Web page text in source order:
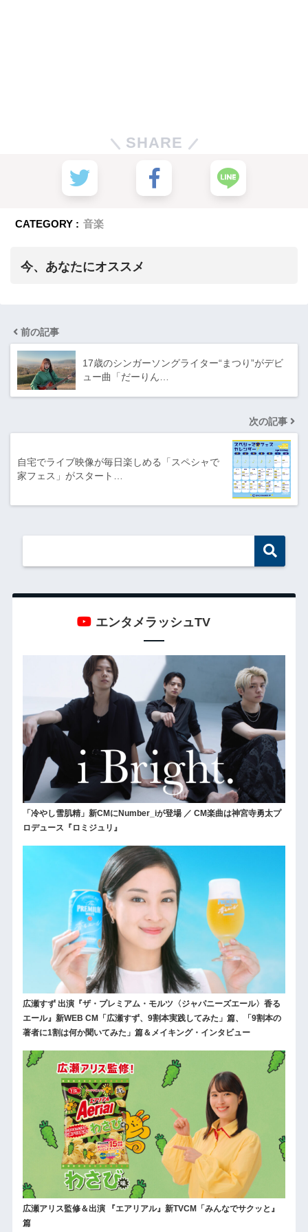
SHARE
CATEGORY : 音楽
今、あなたにオススメ
前の記事
17歳のシンガーソングライター“まつり”がデビ
ュー曲「だーりん…
次の記事
自宅でライブ映像が毎日楽しめる「スペシャで
家フェス」がスタート…
エンタメラッシュTV
「冷やし雪肌精」新CMにNumber_iが登場 ／ CM楽曲は神宮寺勇太プ
ロデュース『ロミジュリ』
広瀬すず 出演『ザ・プレミアム・モルツ〈ジャパニーズエール〉香る
エール』新WEB CM「広瀬すず、9割本実践してみた」篇、「9割本の
著者に1割は何か聞いてみた」篇＆メイキング・インタビュー
広瀬アリス監修＆出演 『エアリアル』新TVCM「みんなでサクッと』
篇